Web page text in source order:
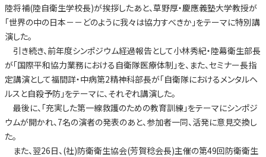
陸将補(陸自衛生学校長)が挨拶したあと、草野厚・慶應義塾大学教授が
「世界の中の日本－－どのように我々は協力すべきか」をテーマに特別講
演した。
引き続き、前年度シンポジウム経過報告として小林秀紀・陸幕衛生部長
が「国際平和協力業務における自衛隊医療体制」を、また、セミナー長指
定講演として福間詳・中病第2精神科部長が「自衛隊におけるメンタルヘ
ルスと自殺予防」をテーマに、それぞれ講演した。
最後に、「充実した第一線救護のための教育訓練」をテーマにシンポジ
ウムが開かれ、7名の演者の発表のあと、参加者一同、活発に意見交換し
た。
また、翌26日、(社)防衛衛生協会(芳賀稔会長)主催の第49回防衛衛生